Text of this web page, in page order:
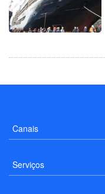
Canais
Serviços